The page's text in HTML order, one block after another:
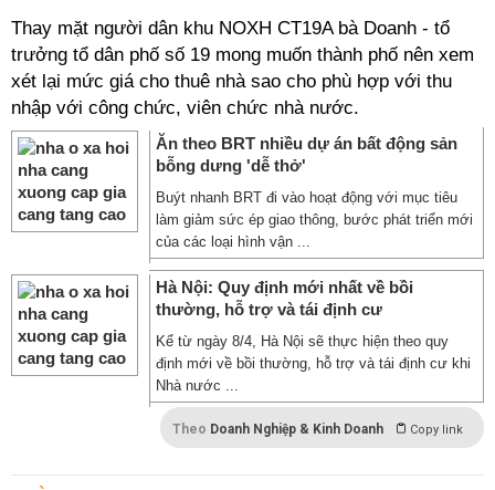
Thay mặt người dân khu NOXH CT19A bà Doanh - tổ
trưởng tổ dân phố số 19 mong muốn thành phố nên xem
xét lại mức giá cho thuê nhà sao cho phù hợp với thu
nhập với công chức, viên chức nhà nước.
Ăn theo BRT nhiều dự án bất động sản
bỗng dưng 'dễ thở'
Buýt nhanh BRT đi vào hoạt động với mục tiêu
làm giảm sức ép giao thông, bước phát triển mới
của các loại hình vận ...
Hà Nội: Quy định mới nhất về bồi
thường, hỗ trợ và tái định cư
Kể từ ngày 8/4, Hà Nội sẽ thực hiện theo quy
định mới về bồi thường, hỗ trợ và tái định cư khi
Nhà nước ...
Theo Doanh Nghiệp & Kinh Doanh Copy link